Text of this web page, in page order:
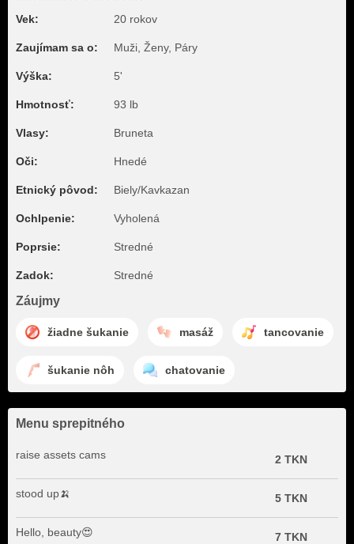
Vek: 20 rokov
Zaujímam sa o: Muži, Ženy, Páry
Výška: 5'
Hmotnosť: 93 lb
Vlasy: Bruneta
Oči: Hnedé
Etnický pôvod: Biely/Kavkazan
Ochlpenie: Vyholená
Poprsie: Stredné
Zadok: Stredné
Záujmy
žiadne šukanie masáž tancovanie
šukanie nôh chatovanie
Menu sprepitného
raise assets cams 2 TKN
stood up🍌 5 TKN
Hello, beauty😍 7 TKN